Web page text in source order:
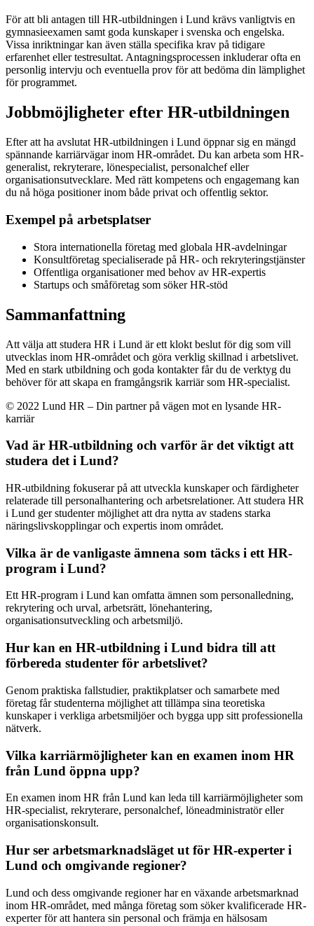
För att bli antagen till HR-utbildningen i Lund krävs vanligtvis en
gymnasieexamen samt goda kunskaper i svenska och engelska.
Vissa inriktningar kan även ställa specifika krav på tidigare
erfarenhet eller testresultat. Antagningsprocessen inkluderar ofta en
personlig intervju och eventuella prov för att bedöma din lämplighet
för programmet.
Jobbmöjligheter efter HR-utbildningen
Efter att ha avslutat HR-utbildningen i Lund öppnar sig en mängd
spännande karriärvägar inom HR-området. Du kan arbeta som HR-
generalist, rekryterare, lönespecialist, personalchef eller
organisationsutvecklare. Med rätt kompetens och engagemang kan
du nå höga positioner inom både privat och offentlig sektor.
Exempel på arbetsplatser
Stora internationella företag med globala HR-avdelningar
Konsultföretag specialiserade på HR- och rekryteringstjänster
Offentliga organisationer med behov av HR-expertis
Startups och småföretag som söker HR-stöd
Sammanfattning
Att välja att studera HR i Lund är ett klokt beslut för dig som vill
utvecklas inom HR-området och göra verklig skillnad i arbetslivet.
Med en stark utbildning och goda kontakter får du de verktyg du
behöver för att skapa en framgångsrik karriär som HR-specialist.
© 2022 Lund HR – Din partner på vägen mot en lysande HR-
karriär
Vad är HR-utbildning och varför är det viktigt att
studera det i Lund?
HR-utbildning fokuserar på att utveckla kunskaper och färdigheter
relaterade till personalhantering och arbetsrelationer. Att studera HR
i Lund ger studenter möjlighet att dra nytta av stadens starka
näringslivskopplingar och expertis inom området.
Vilka är de vanligaste ämnena som täcks i ett HR-
program i Lund?
Ett HR-program i Lund kan omfatta ämnen som personalledning,
rekrytering och urval, arbetsrätt, lönehantering,
organisationsutveckling och arbetsmiljö.
Hur kan en HR-utbildning i Lund bidra till att
förbereda studenter för arbetslivet?
Genom praktiska fallstudier, praktikplatser och samarbete med
företag får studenterna möjlighet att tillämpa sina teoretiska
kunskaper i verkliga arbetsmiljöer och bygga upp sitt professionella
nätverk.
Vilka karriärmöjligheter kan en examen inom HR
från Lund öppna upp?
En examen inom HR från Lund kan leda till karriärmöjligheter som
HR-specialist, rekryterare, personalchef, löneadministratör eller
organisationskonsult.
Hur ser arbetsmarknadsläget ut för HR-experter i
Lund och omgivande regioner?
Lund och dess omgivande regioner har en växande arbetsmarknad
inom HR-området, med många företag som söker kvalificerade HR-
experter för att hantera sin personal och främja en hälsosam